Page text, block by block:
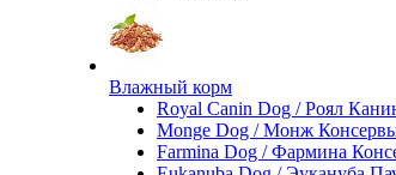
Влажный корм
Royal Canin Dog / Роял
Monge Dog / Монж
Farmina Dog / Фармина